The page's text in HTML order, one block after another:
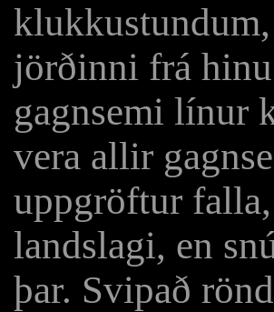
jörðinni frá
gagnsemi línur
vera allir
uppgröftur
landslagi, en
þar. Svipað